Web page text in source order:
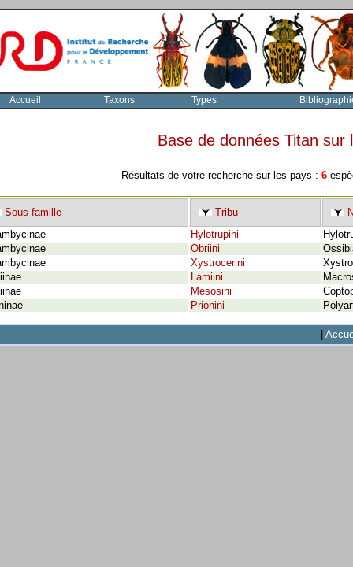
Accueil Taxons Types
Base de données Titan
Résultats de votre recherche sur les pays : 6
Sous-famille Tribu
Hylotrupini
Obriini
Xystrocerini
Lamiini
Mesosini
Prionini